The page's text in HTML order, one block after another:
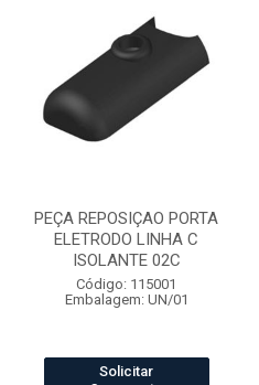
PEÇA REPOSIÇAO PORTA
ELETRODO LINHA C
ISOLANTE 02C
Código: 115001
Embalagem: UN/01
Solicitar